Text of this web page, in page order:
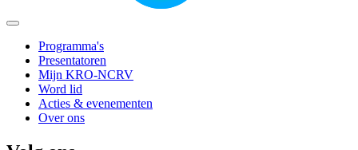
Programma's
Presentatoren
Mijn KRO-NCRV
Word lid
Acties & evenementen
Over ons